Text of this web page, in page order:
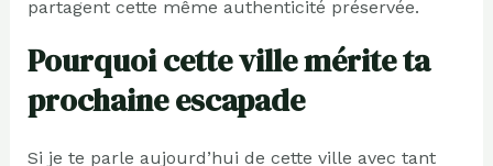
partagent cette même authenticité préservée.
Pourquoi cette ville mérite ta
prochaine escapade
Si je te parle aujourd’hui de cette ville avec tant